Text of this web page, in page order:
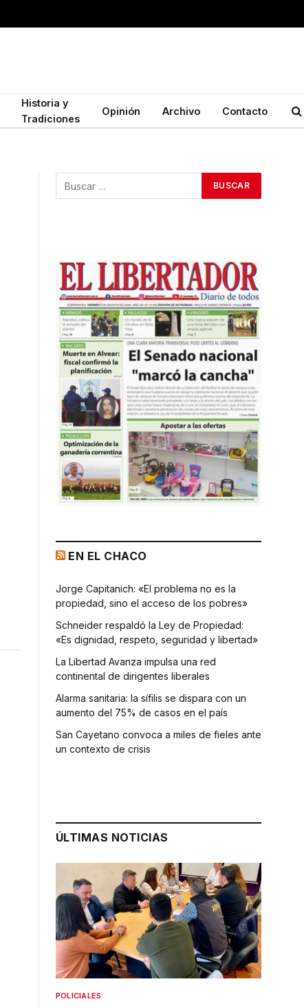
Historia y
Tradiciones
Opinión Archivo Contacto
EN EL CHACO
Jorge Capitanich: «El problema no es la
propiedad, sino el acceso de los pobres»
Schneider respaldó la Ley de Propiedad:
«Es dignidad, respeto, seguridad y libertad»
La Libertad Avanza impulsa una red
continental de dirigentes liberales
Alarma sanitaria: la sífilis se dispara con un
aumento del 75% de casos en el país
San Cayetano convoca a miles de fieles ante
un contexto de crisis
ÚLTIMAS NOTICIAS
POLICIALES